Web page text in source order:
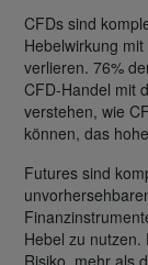
CFDs sind
Hebelwirkung
verlieren. 76%
CFD-Handel mit
verstehen, wie
können, das
Futures sind
Hebel zu
Risiko, mehr als